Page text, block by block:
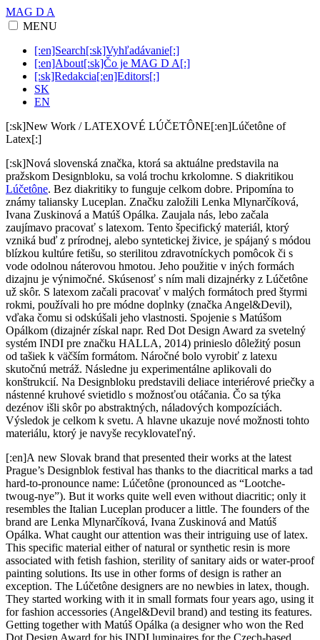
MAG D A
MENU
[:en]Search[:sk]Vyhľadávanie[:]
[:en]About[:sk]Čo je MAG D A[:]
[:sk]Redakcia[:en]Editors[:]
SK
EN
[:sk]New Work / LATEXOVÉ LÚČETÔNE[:en]Lúčetône of
Latex[:]
[:sk]Nová slovenská značka, ktorá sa aktuálne predstavila na
pražskom Designbloku, sa volá trochu krkolomne. S diakritikou
Lúčetône. Bez diakritiky to funguje celkom dobre. Pripomína to
známy taliansky Luceplan. Značku založili Lenka Mlynarčíková,
Ivana Zuskinová a Matúš Opálka. Zaujala nás, lebo začala
zaujímavo pracovať s latexom. Tento špecifický materiál, ktorý
vzniká buď z prírodnej, alebo syntetickej živice, je spájaný s módou
blízkou kultúre fetišu, so sterilitou zdravotníckych pomôcok či s
vode odolnou náterovou hmotou. Jeho použitie v iných formách
dizajnu je výnimočné. Skúsenosť s ním mali dizajnérky z Lúčetône
už skôr. S latexom začali pracovať v malých formátoch pred štyrmi
rokmi, používali ho pre módne doplnky (značka Angel&Devil),
vďaka čomu si odskúšali jeho vlastnosti. Spojenie s Matúšom
Opálkom (dizajnér získal napr. Red Dot Design Award za svetelný
systém INDI pre značku HALLA, 2014) prinieslo dôležitý posun
od tašiek k väčším formátom. Náročné bolo vyrobiť z latexu
skutočnú metráž. Následne ju experimentálne aplikovali do
konštrukcií. Na Designbloku predstavili deliace interiérové priečky a
nástenné kruhové svietidlo s možnosťou otáčania. Čo sa týka
dezénov išli skôr po abstraktných, náladových kompozíciách.
Výsledok je celkom k svetu. A hlavne ukazuje nové možnosti tohto
materiálu, ktorý je navyše recyklovateľný.
[:en]A new Slovak brand that presented their works at the latest
Prague’s Designblok festival has thanks to the diacritical marks a tad
hard-to-pronounce name: Lúčetône (pronounced as “Lootche-
twoug-nye”). But it works quite well even without diacritic; only it
resembles the Italian Luceplan producer a little. The founders of the
brand are Lenka Mlynarčíková, Ivana Zuskinová and Matúš
Opálka. What caught our attention was their intriguing use of latex.
This specific material either of natural or synthetic resin is more
associated with fetish fashion, sterility of sanitary aids or water-proof
painting solutions. Its use in other forms of design is rather an
exception. The Lúčetône designers are no newbies in latex, though.
They started working with it in small formats four years ago, using it
for fashion accessories (Angel&Devil brand) and testing its features.
Getting together with Matúš Opálka (a designer who won the Red
Dot Design Award for his INDI luminaires for the Czech-based